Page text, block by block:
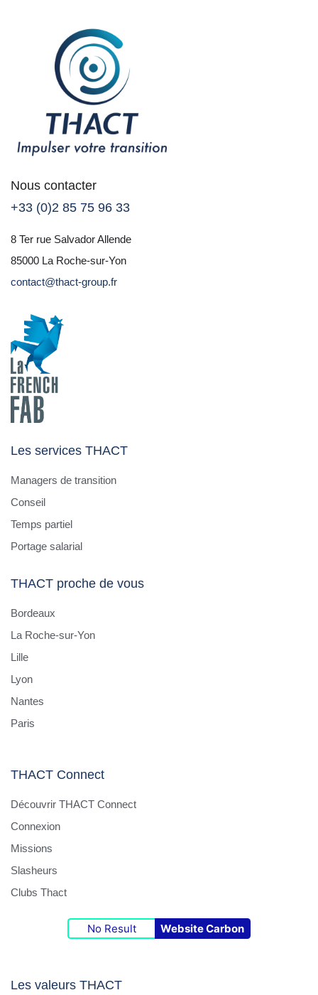
Nous contacter
+33 (0)2 85 75 96 33
8 Ter rue Salvador Allende
85000 La Roche-sur-Yon
contact@thact-group.fr
Les services THACT
Managers de transition
Conseil
Temps partiel
Portage salarial
THACT proche de vous
Bordeaux
La Roche-sur-Yon
Lille
Lyon
Nantes
Paris
THACT Connect
Découvrir THACT Connect
Connexion
Missions
Slasheurs
Clubs Thact
No Result Website Carbon
Les valeurs THACT